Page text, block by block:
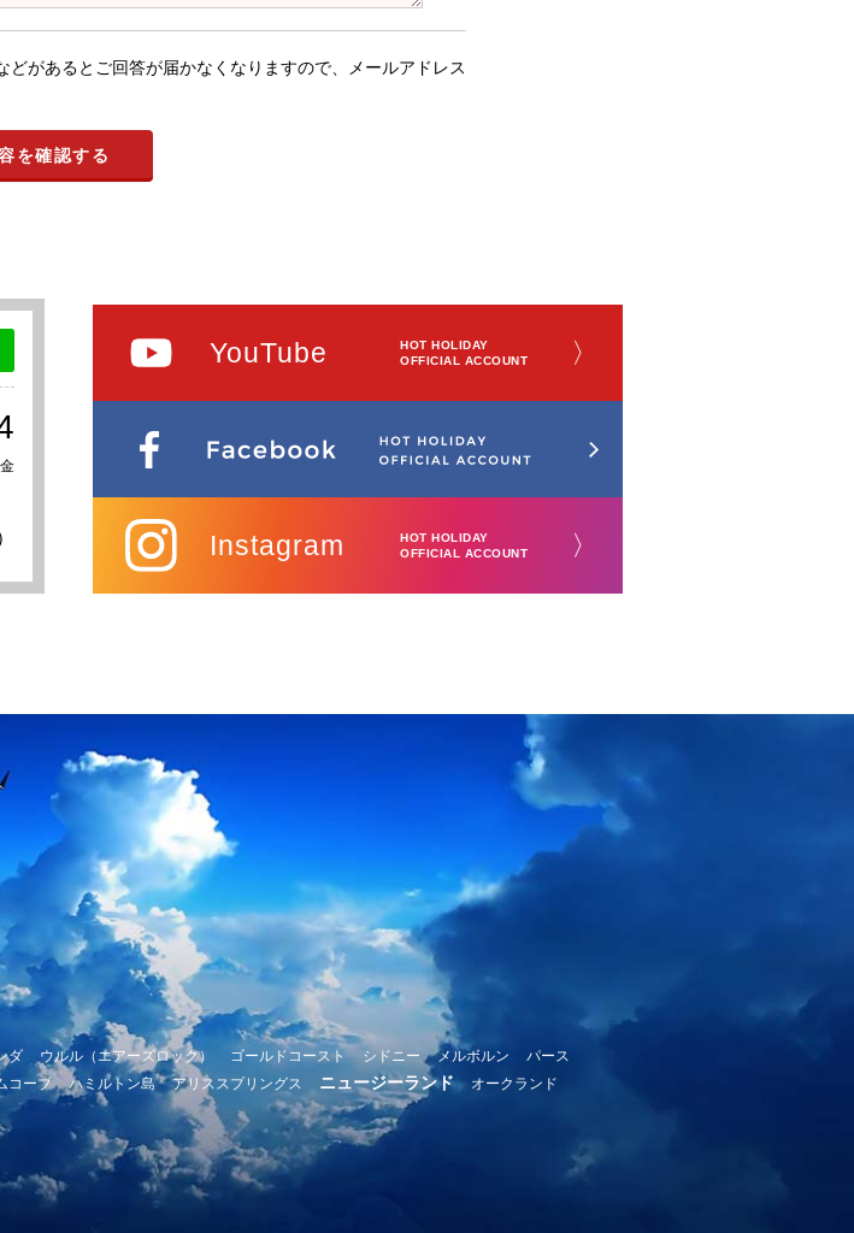
があるとご回答が届かなくなりますので、メールアドレス
YouTube
HOT HOLIDAY
OFFICIAL ACCOUNT
〉
Instagram
HOT HOLIDAY
OFFICIAL ACCOUNT
〉
ダ ウルル（エアーズロック） ゴールドコースト シドニー メルボルン
パース
コーブ ハミルトン島 アリススプリングス ニュージーランド
オークランド